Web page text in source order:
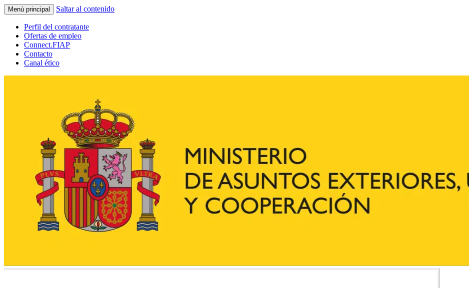
Menú principal Saltar al contenido
Perfil del contratante
Ofertas de empleo
Connect.FIAP
Contacto
Canal ético